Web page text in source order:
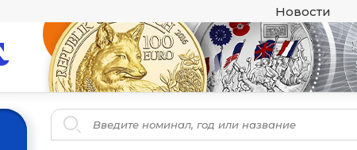
Новости